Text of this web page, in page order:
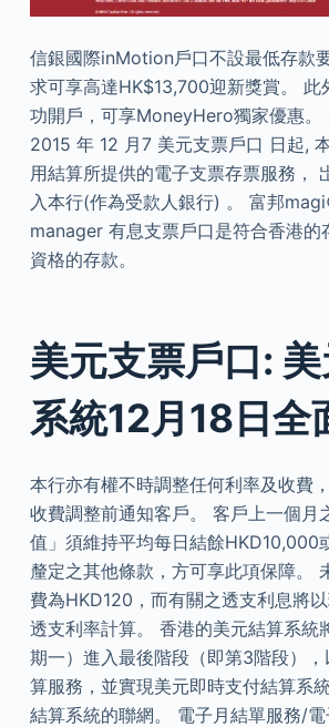
信銀國際inMotion戶口不設最低存款
求可享高達HK$13,700迎新獎賞。 此
功開戶，可享MoneyHero獨家優惠。
2015 年 12 月7 美元支票戶口 日起,
用結算所提供的電子支票存票服務，
入本行(作為受款人銀行) 。 富邦
manager 有息支票戶口是符合香港的
資格的存款。
美元支票戶口:
系統12月18日全
本行亦有權不時調整任何利率及收費
收費調整前通知客戶。 客戶上一個月
值」須維持平均每日結餘HKD10,000
釐定之其他條款，方可享此項保障。
費為HKD120，而有關之透支利息將
透支利率計算。 香港的美元結算系統
期一）進入最後階段（即第3階段）
算服務，並實現美元即時支付結算系
結算系統的聯網。 電子月結單服務/電